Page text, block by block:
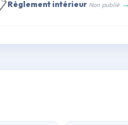
Règlement intérieur Non publié
🇫🇷